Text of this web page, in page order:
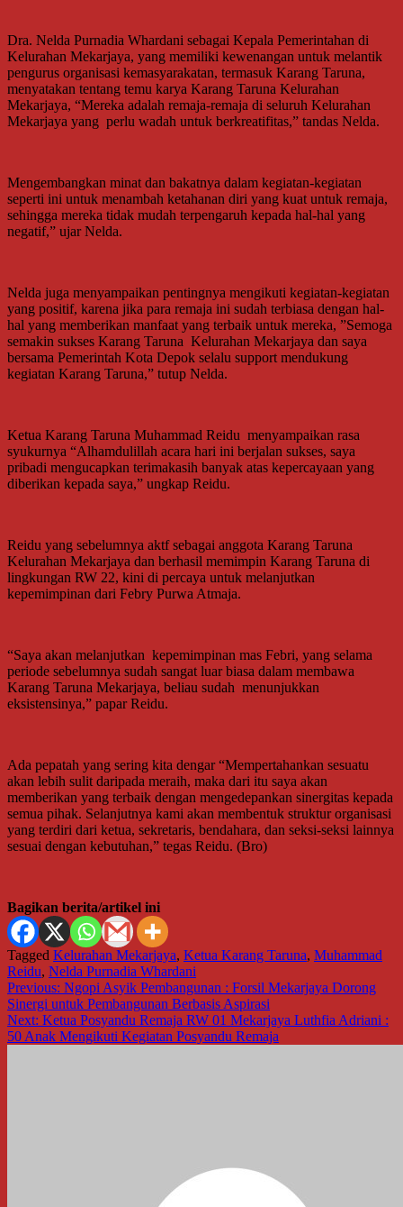
Dra. Nelda Purnadia Whardani sebagai Kepala Pemerintahan di
Kelurahan Mekarjaya, yang memiliki kewenangan untuk melantik
pengurus organisasi kemasyarakatan, termasuk Karang Taruna,
menyatakan tentang temu karya Karang Taruna Kelurahan
Mekarjaya, “Mereka adalah remaja-remaja di seluruh Kelurahan
Mekarjaya yang perlu wadah untuk berkreatifitas,” tandas Nelda.
Mengembangkan minat dan bakatnya dalam kegiatan-kegiatan
seperti ini untuk menambah ketahanan diri yang kuat untuk remaja,
sehingga mereka tidak mudah terpengaruh kepada hal-hal yang
negatif,” ujar Nelda.
Nelda juga menyampaikan pentingnya mengikuti kegiatan-kegiatan
yang positif, karena jika para remaja ini sudah terbiasa dengan hal-
hal yang memberikan manfaat yang terbaik untuk mereka, ”Semoga
semakin sukses Karang Taruna Kelurahan Mekarjaya dan saya
bersama Pemerintah Kota Depok selalu support mendukung
kegiatan Karang Taruna,” tutup Nelda.
Ketua Karang Taruna Muhammad Reidu menyampaikan rasa
syukurnya “Alhamdulillah acara hari ini berjalan sukses, saya
pribadi mengucapkan terimakasih banyak atas kepercayaan yang
diberikan kepada saya,” ungkap Reidu.
Reidu yang sebelumnya aktf sebagai anggota Karang Taruna
Kelurahan Mekarjaya dan berhasil memimpin Karang Taruna di
lingkungan RW 22, kini di percaya untuk melanjutkan
kepemimpinan dari Febry Purwa Atmaja.
“Saya akan melanjutkan kepemimpinan mas Febri, yang selama
periode sebelumnya sudah sangat luar biasa dalam membawa
Karang Taruna Mekarjaya, beliau sudah menunjukkan
eksistensinya,” papar Reidu.
Ada pepatah yang sering kita dengar “Mempertahankan sesuatu
akan lebih sulit daripada meraih, maka dari itu saya akan
memberikan yang terbaik dengan mengedepankan sinergitas kepada
semua pihak. Selanjutnya kami akan membentuk struktur organisasi
yang terdiri dari ketua, sekretaris, bendahara, dan seksi-seksi lainnya
sesuai dengan kebutuhan,” tegas Reidu. (Bro)
Bagikan berita/artikel ini
Tagged Kelurahan Mekarjaya, Ketua Karang Taruna, Muhammad
Reidu, Nelda Purnadia Whardani
Navigasi
pos
Previous: Ngopi Asyik Pembangunan : Forsil Mekarjaya Dorong
Sinergi untuk Pembangunan Berbasis Aspirasi
Next: Ketua Posyandu Remaja RW 01 Mekarjaya Luthfia Adriani :
50 Anak Mengikuti Kegiatan Posyandu Remaja